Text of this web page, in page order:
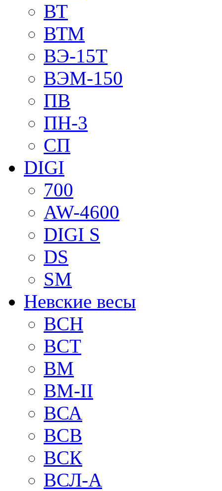
ВТ
ВТМ
ВЭ-15Т
ВЭМ-150
ПВ
ПН-3
СП
DIGI
700
AW-4600
DIGI S
DS
SM
Невские весы
BCH
BCT
BM
BM-II
ВСА
ВСВ
ВСК
ВСЛ-А